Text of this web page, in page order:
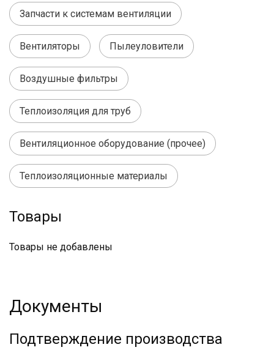
Запчасти к системам вентиляции
Вентиляторы Пылеуловители
Воздушные фильтры
Теплоизоляция для труб
Вентиляционное оборудование (прочее)
Теплоизоляционные материалы
Товары
Товары не добавлены
Документы
Подтверждение производства